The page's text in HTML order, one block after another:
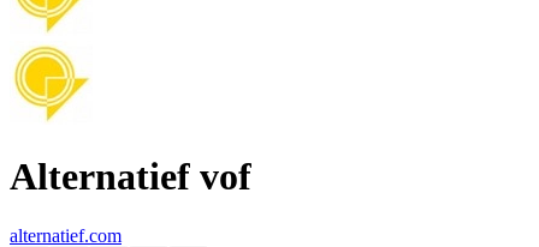
Alternatief vof
alternatief.com